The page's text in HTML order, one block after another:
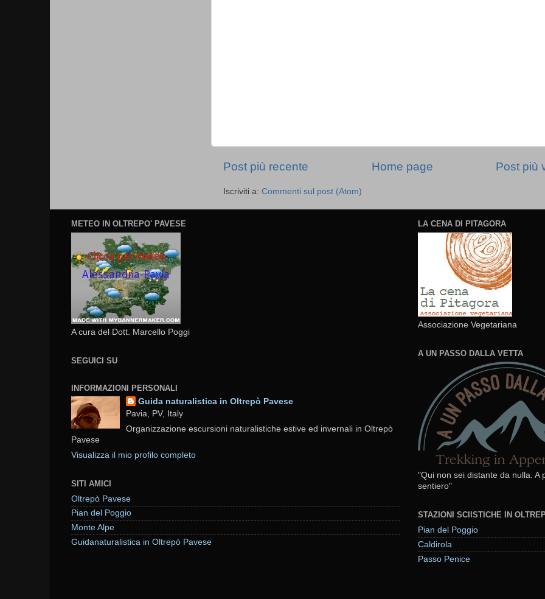
Post più recente Post più
Home page
Iscriviti a: Commenti sul post (Atom)
METEO IN OLTREPO' PAVESE
A cura del Dott. Marcello Poggi
SEGUICI SU
INFORMAZIONI PERSONALI
Guida naturalistica in Oltrepò Pavese
Pavia, PV, Italy
Organizzazione escursioni naturalistiche estive ed invernali in Oltrepò
Pavese
Visualizza il mio profilo completo
SITI AMICI
Oltrepò Pavese
Pian del Poggio
Monte Alpe
Guidanaturalistica in Oltrepò Pavese
LA CENA DI PITAGORA
Associazione Vegetariana
A UN PASSO DALLA VETTA
"Qui non sei distante da nulla. A
sentiero"
STAZIONI SCIISTICHE IN
Pian del Poggio
Caldirola
Passo Penice